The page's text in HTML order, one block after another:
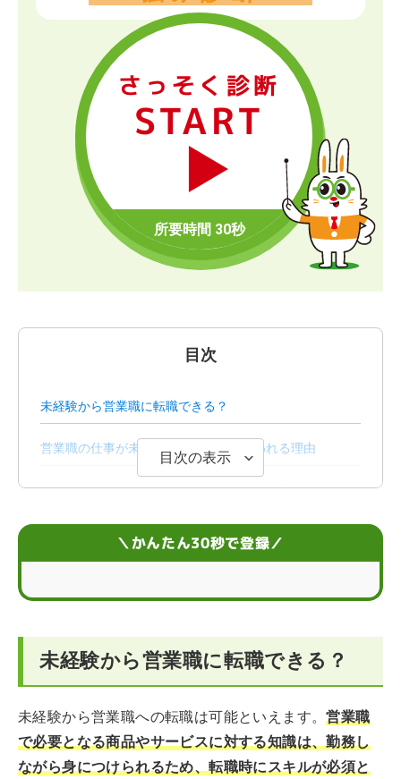
さっそく診断
START
目次
未経験から営業職に転職できる？
営業職の仕事が未経験者に厳しいといわれる理由
未経験から挑戦するなら知っておきたい営業の仕事内容
営業未経験者の志望動機のポイント
目次の表示
＼かんたん30秒で登録／
未経験から営業職に転職できる？
未経験から営業職への転職は可能といえます。営業職
で必要となる商品やサービスに対する知識は、勤務し
ながら身につけられるため、転職時にスキルが必須と